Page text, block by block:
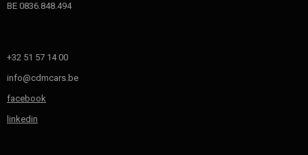
BE 0836.848.494
+32 51 57 14 00
info@cdmcars.be
facebook
linkedin